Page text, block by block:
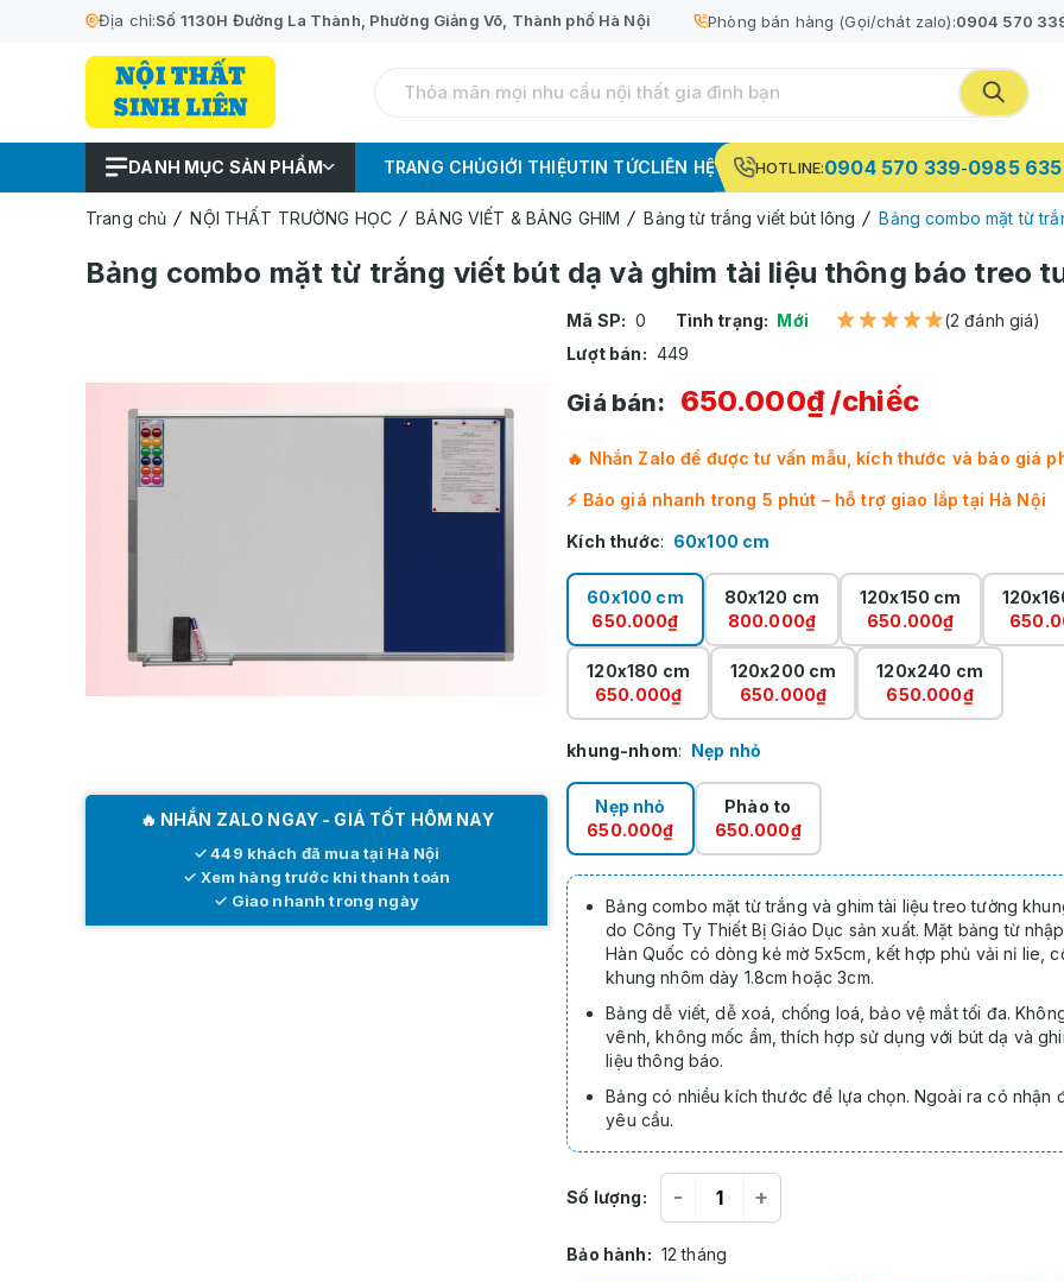
Địa chỉ:Số 1130H Đường La Thành, Phường Giảng Võ, Thành phố Hà Nội Phòng bán hàng (Gọi/chát zalo):0904 570
DANH MỤC SẢN PHẨM TRANG CHỦGIỚI THIỆUTIN TỨCLIÊN HỆ HOTLINE:0904 570 339-0985
Trang chủ NỘI THẤT TRƯỜNG HỌC BẢNG VIẾT & BẢNG GHIM Bảng từ trắng viết bút lông Bảng combo mặt từ
Bảng combo mặt từ trắng viết bút dạ và ghim tài liệu thông báo treo
🔥 NHẮN ZALO NGAY - GIÁ TỐT HÔM NAY
✓ 449 khách đã mua tại Hà Nội
✓ Xem hàng trước khi thanh toán
✓ Giao nhanh trong ngày
Mã SP: 0 Tình trạng: Mới
(2 đánh giá)
Lượt bán: 449
Giá bán: 650.000₫/chiếc
🔥 Nhắn Zalo để được tư vấn mẫu, kích thước và báo giá
⚡ Báo giá nhanh trong 5 phút – hỗ trợ giao lắp tại Hà Nội
Kích thước: 60x100 cm
60x100 cm
650.000₫
80x120 cm
800.000₫
120x150 cm
650.000₫
120x180 cm
650.000₫
120x200 cm
650.000₫
120x240 cm
650.000₫
khung-nhom: Nẹp nhỏ
Nẹp nhỏ
650.000₫
Phào to
650.000₫
Bảng combo mặt từ trắng và ghim tài liệu treo tường
do Công Ty Thiết Bị Giáo Dục sản xuất. Mặt bảng từ
Hàn Quốc có dòng kẻ mờ 5x5cm, kết hợp phủ vải nỉ lie,
khung nhôm dày 1.8cm hoặc 3cm.
Bảng dễ viết, dễ xoá, chống loá, bảo vệ mắt tối đa.
vênh, không mốc ẩm, thích hợp sử dụng với bút dạ và
liệu thông báo.
Bảng có nhiều kích thước để lựa chọn. Ngoài ra có nhận
yêu cầu.
Số lượng: - +
Bảo hành: 12 tháng